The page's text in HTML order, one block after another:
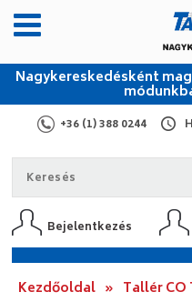
Nagykereskedésként
+36 (1) 388 0244
Bejelentkezés
Kezdőoldal » Tallér